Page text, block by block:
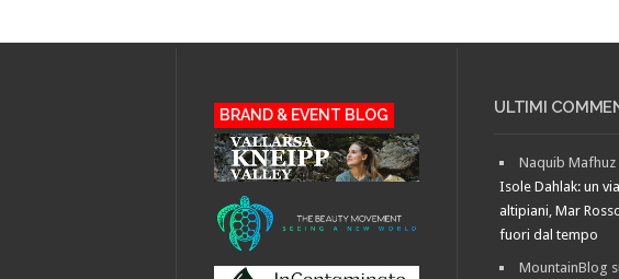
BRAND & EVENT BLOG ULTIMI
Naquib Mafhuz
Isole Dahlak: un
altipiani, Mar
fuori dal tempo
MountainBlog